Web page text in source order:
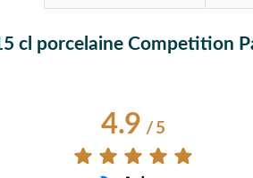
cl porcelaine Competition
4.9/ 5